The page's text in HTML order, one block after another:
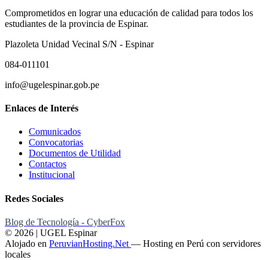
Comprometidos en lograr una educación de calidad para todos los
estudiantes de la provincia de Espinar.
Plazoleta Unidad Vecinal S/N - Espinar
084-011101
info@ugelespinar.gob.pe
Enlaces de Interés
Comunicados
Convocatorias
Documentos de Utilidad
Contactos
Institucional
Redes Sociales
Blog de Tecnología - CyberFox
© 2026 | UGEL Espinar
Alojado en PeruvianHosting.Net — Hosting en Perú con servidores
locales